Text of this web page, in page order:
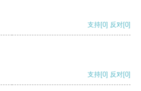
支持[0] 反对[0]
支持[0] 反对[0]